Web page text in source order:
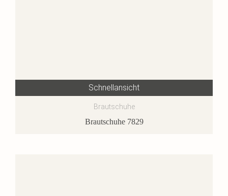
Schnellansicht
Brautschuhe
Brautschuhe 7829